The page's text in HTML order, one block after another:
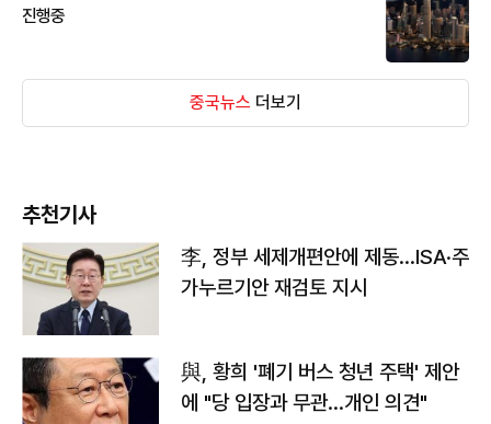
진행중
중국뉴스 더보기
추천기사
李, 정부 세제개편안에 제동…ISA·주
가누르기안 재검토 지시
與, 황희 '폐기 버스 청년 주택' 제안
에 "당 입장과 무관…개인 의견"